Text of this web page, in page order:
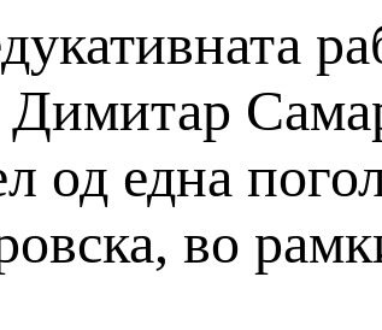
Димитар
од една
во